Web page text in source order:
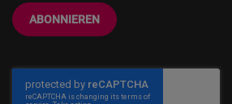
ABONNIEREN